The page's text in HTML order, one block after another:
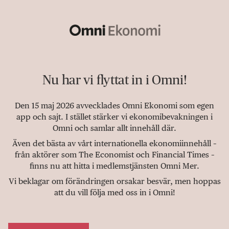
Nu har vi flyttat in i Omni!
Den 15 maj 2026 avvecklades Omni Ekonomi som egen
app och sajt. I stället stärker vi ekonomibevakningen i
Omni och samlar allt innehåll där.
Även det bästa av vårt internationella ekonomiinnehåll –
från aktörer som The Economist och Financial Times –
finns nu att hitta i medlemstjänsten Omni Mer.
Vi beklagar om förändringen orsakar besvär, men hoppas
att du vill följa med oss in i Omni!